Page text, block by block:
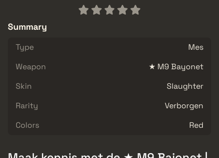
Summary
Type
Mes
Weapon
★ M9 Bayonet
Skin
Slaughter
Rarity
Verborgen
Colors
Red